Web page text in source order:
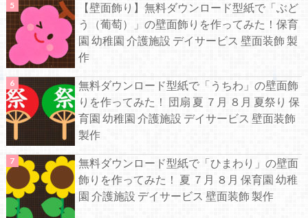
【壁面飾り】無料ダウンロード型紙で「ぶど
う（葡萄）」の壁面飾りを作ってみた！保育
園 幼稚園 介護施設 デイサービス 壁面装飾 製
作
無料ダウンロード型紙で「うちわ」の壁面飾
りを作ってみた！ 団扇 夏 ７月 ８月 夏祭り 保
育園 幼稚園 介護施設 デイサービス 壁面装飾
製作
無料ダウンロード型紙で「ひまわり」の壁面
飾りを作ってみた！ 夏 ７月 ８月 保育園 幼稚
園 介護施設 デイサービス 壁面装飾 製作